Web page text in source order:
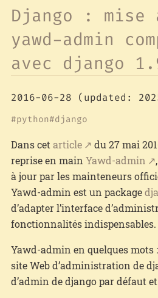
Django :
yawd-admin
avec django
2016-06-28 (updated:
python django
Dans cet article
du 27 mai
reprise en main Yawd-admin
à jour par les mainteneurs
Yawd-admin est un package
d’adapter l’interface
fonctionnalités indispensables.
Yawd-admin en quelques
site Web d’administration de
d’admin de django par défaut